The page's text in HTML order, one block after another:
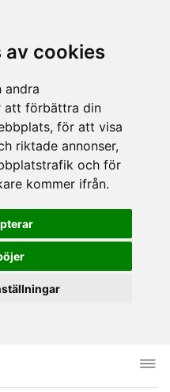
av cookies
andra
att förbättra din
för att visa
riktade annonser,
och för
kommer ifrån.